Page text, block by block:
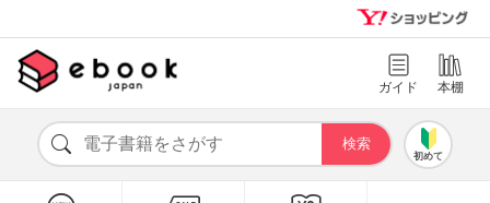
ガイド 本棚
初めて